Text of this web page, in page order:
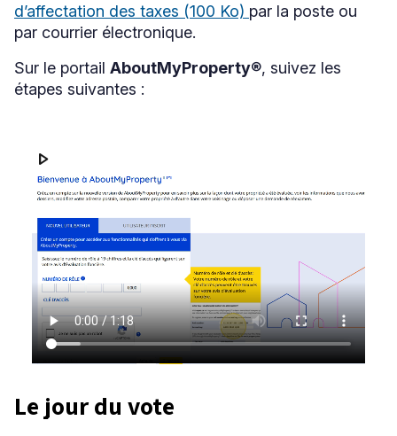
d’affectation des taxes (100 Ko) par la poste ou
par courrier électronique.
Sur le portail AboutMyProperty®, suivez les
étapes suivantes :
Jouer
la
vidéo
play_arrow
Le jour du vote